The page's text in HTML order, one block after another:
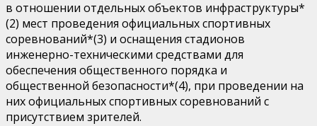
в отношении отдельных объектов инфраструктуры*
(2) мест проведения официальных спортивных
соревнований*(3) и оснащения стадионов
инженерно-техническими средствами для
обеспечения общественного порядка и
общественной безопасности*(4), при проведении на
них официальных спортивных соревнований с
присутствием зрителей.